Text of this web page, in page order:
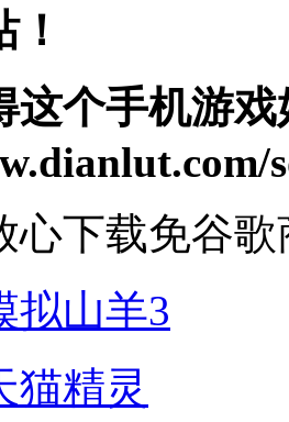
这个手机游
心下载免谷歌
拟山羊3
猫精灵